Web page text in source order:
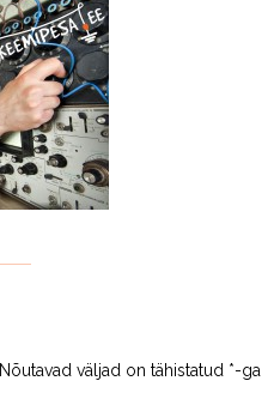
Nõutavad väljad on tähistatud *-ga